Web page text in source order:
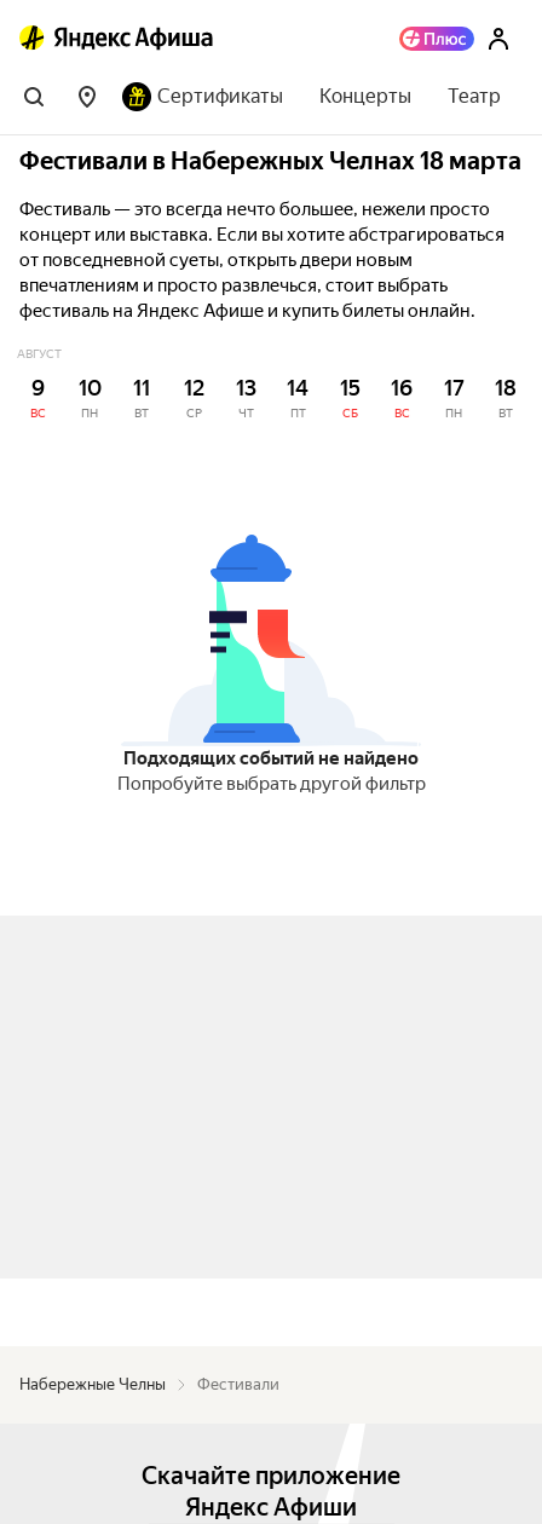
Сертификаты Концерты Театр
Фестивали в Набережных Челнах 18 марта
Фестиваль — это всегда нечто большее, нежели просто
концерт или выставка. Если вы хотите абстрагироваться
от повседневной суеты, открыть двери новым
впечатлениям и просто развлечься, стоит выбрать
фестиваль на Яндекс Афише и купить билеты онлайн.
АВГУСТ
9
ВС
10
ПН
11
ВТ
12
СР
13
ЧТ
14
ПТ
15
СБ
16
ВС
17
ПН
18
ВТ
Подходящих событий не найдено
Попробуйте выбрать другой фильтр
Набережные Челны Фестивали
Скачайте приложение
Яндекс Афиши